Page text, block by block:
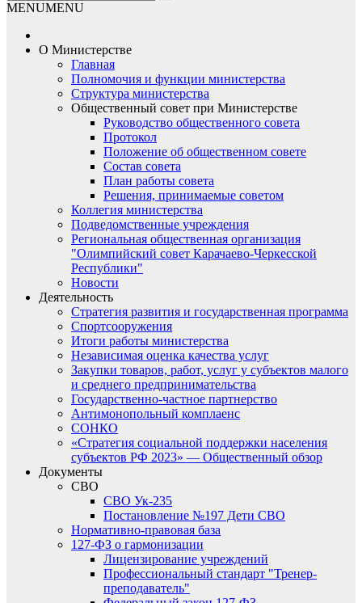
MENUMENU
О Министерстве
Главная
Полномочия и функции министерства
Структура министерства
Общественный совет при Министерстве
Руководство общественного совета
Протокол
Положение об общественном совете
Состав совета
План работы совета
Решения, принимаемые советом
Коллегия министерства
Подведомственные учреждения
Региональная общественная организация
"Олимпийский совет Карачаево-Черкесской
Республики"
Новости
Деятельность
Стратегия развития и государственная программа
Спортсооружения
Итоги работы министерства
Независимая оценка качества услуг
Закупки товаров, работ, услуг у субъектов малого
и среднего предпринимательства
Государственно-частное партнерство
Антимонопольный комплаенс
СОНКО
«Стратегия социальной поддержки населения
субъектов РФ 2023» — Общественный обзор
Документы
СВО
СВО Ук-235
Постановление №197 Дети СВО
Нормативно-правовая база
127-ФЗ о гармонизации
Лицензирование учреждений
Профессиональный стандарт "Тренер-
преподаватель"